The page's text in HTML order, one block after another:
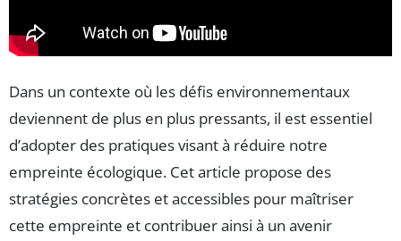
Dans un contexte où les défis environnementaux
deviennent de plus en plus pressants, il est essentiel
d’adopter des pratiques visant à réduire notre
empreinte écologique. Cet article propose des
stratégies concrètes et accessibles pour maîtriser
cette empreinte et contribuer ainsi à un avenir